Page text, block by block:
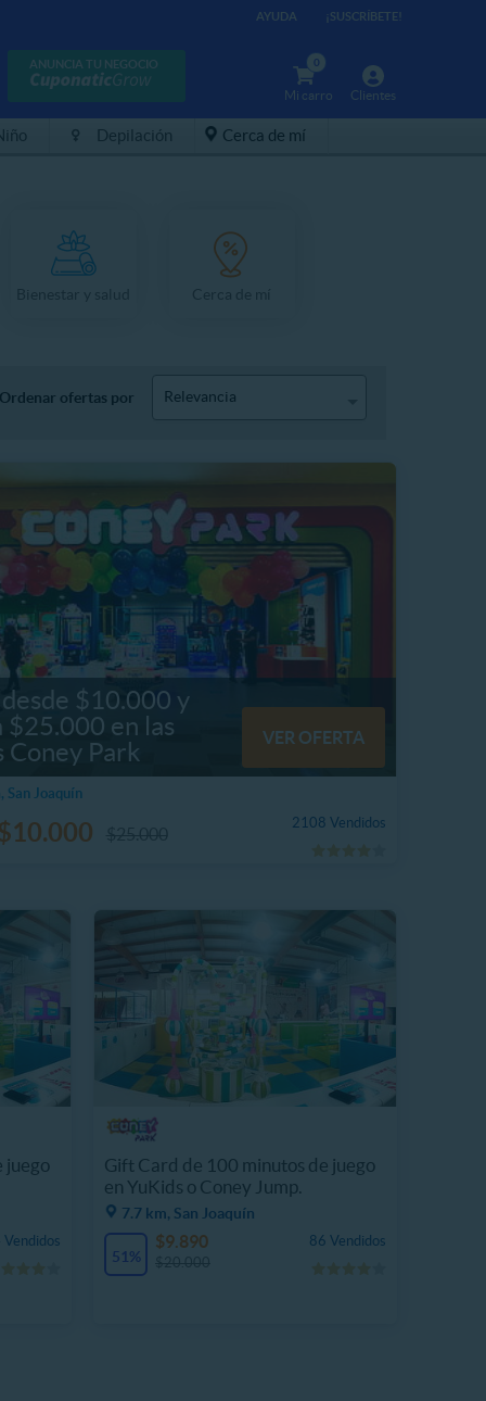
AYUDA ¡SUSCRÍBETE!
ANUNCIA TU NEGOCIO
Clientes
0
Mi carro
Depilación Cerca de mí
Ordenar ofertas por Relevancia
desde $10.000 y
$25.000 en las
Coney Park
VER OFERTA
San Joaquín
2108 Vendidos
juego
Vendidos
Gift Card de 100 minutos de juego
en YuKids o Coney Jump.
7.7 km, San Joaquín
51%
86 Vendidos
$9.890